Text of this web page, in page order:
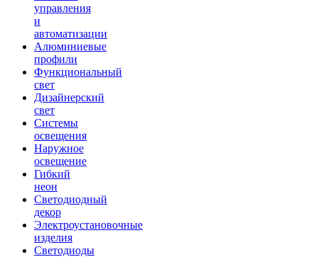
управления
и
автоматизации
Алюминиевые
профили
Функциональный
свет
Дизайнерский
свет
Системы
освещения
Наружное
освещение
Гибкий
неон
Светодиодный
декор
Электроустановочные
изделия
Светодиоды